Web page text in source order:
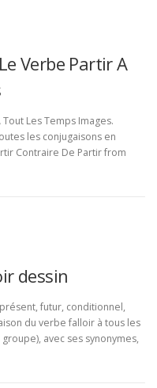
Verbe Partir A
Les Temps Images.
les conjugaisons en
Contraire De Partir from
dessin
futur, conditionnel,
du verbe falloir à tous les
avec ses synonymes,